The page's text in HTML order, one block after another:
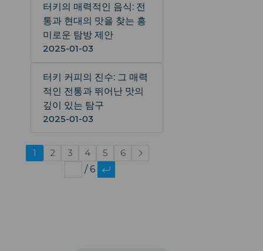
터키의 매력적인 음식: 전
통과 현대의 맛을 찾는 흥
미로운 탐방 제안
2025-01-03
터키 커피의 진수: 그 매력
적인 전통과 뛰어난 맛의
깊이 있는 탐구
2025-01-03
1 2 3 4 5
6
/ 6